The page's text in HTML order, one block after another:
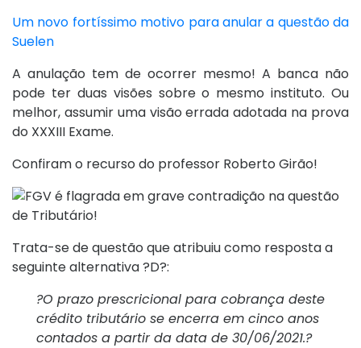
Um novo fortíssimo motivo para anular a questão da
Suelen
A anulação tem de ocorrer mesmo! A banca não
pode ter duas visões sobre o mesmo instituto. Ou
melhor, assumir uma visão errada adotada na prova
do XXXIII Exame.
Confiram o recurso do professor Roberto Girão!
Trata-se de questão que atribuiu como resposta a
seguinte alternativa ?D?:
?O prazo prescricional para cobrança deste
crédito tributário se encerra em cinco anos
contados a partir da data de 30/06/2021.?